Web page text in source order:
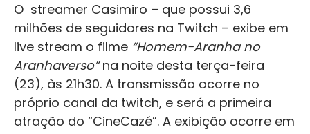
O streamer Casimiro – que possui 3,6
milhões de seguidores na Twitch – exibe em
live stream o filme “Homem-Aranha no
Aranhaverso”na noite desta terça-feira
(23), às 21h30. A transmissão ocorre no
próprio canal da twitch, e será a primeira
atração do “CineCazé”. A exibição ocorre em